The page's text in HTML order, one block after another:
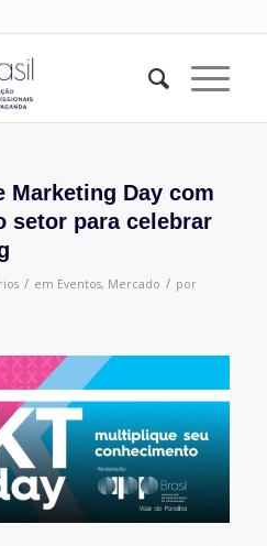
Marketing Day com
setor para celebrar
/ em Eventos, Mercado / por